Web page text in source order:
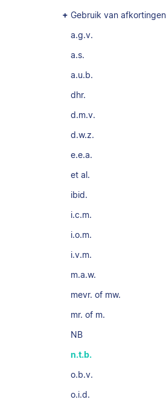
Gebruik van afkortingen
a.g.v.
a.s.
a.u.b.
dhr.
d.m.v.
d.w.z.
e.e.a.
et al.
ibid.
i.c.m.
i.o.m.
i.v.m.
m.a.w.
mevr. of mw.
mr. of m.
NB
n.t.b.
o.b.v.
o.i.d.